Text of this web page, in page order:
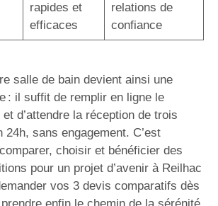
rapides et
efficaces
relations de
confiance
salle de bain devient ainsi une
: il suffit de remplir en ligne le
d’attendre la réception de trois
sans engagement. C’est
choisir et bénéficier des
pour un projet d’avenir à Reilhac
vos 3 devis comparatifs dès
prendre enfin le chemin de la sérénité